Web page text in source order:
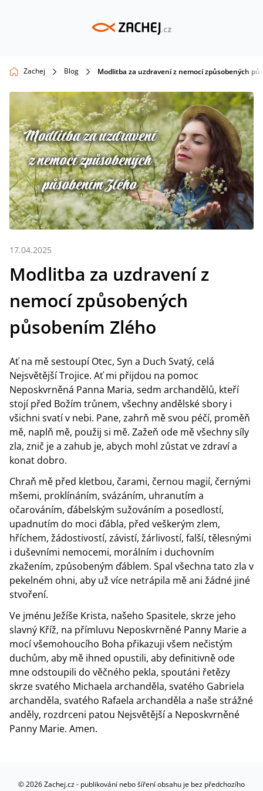
Zachej Blog Modlitba za uzdravení z nemocí způsobených
17.04.2025
Modlitba za uzdravení z
nemocí způsobených
působením Zlého
Ať na mě sestoupí Otec, Syn a Duch Svatý, celá
Nejsvětější Trojice. Ať mi přijdou na pomoc
Neposkvrněná Panna Maria, sedm archandělů, kteří
stojí před Božím trůnem, všechny andělské sbory i
všichni svatí v nebi. Pane, zahrň mě svou péčí, proměň
mě, naplň mě, použij si mě. Zažeň ode mě všechny síly
zla, znič je a zahub je, abych mohl zůstat ve zdraví a
konat dobro.
Chraň mě před kletbou, čarami, černou magií, černými
mšemi, proklínáním, svázáním, uhranutím a
očarováním, ďábelským sužováním a posedlostí,
upadnutím do moci ďábla, před veškerým zlem,
hříchem, žádostivostí, závistí, žárlivostí, falší, tělesnými
i duševními nemocemi, morálním i duchovním
zkažením, způsobeným ďáblem. Spal všechna tato zla v
pekelném ohni, aby už více netrápila mě ani žádné jiné
stvoření.
Ve jménu Ježíše Krista, našeho Spasitele, skrze jeho
slavný Kříž, na přímluvu Neposkvrněné Panny Marie a
mocí všemohoucího Boha přikazuji všem nečistým
duchům, aby mě ihned opustili, aby definitivně ode
mne odstoupili do věčného pekla, spoutáni řetězy
skrze svatého Michaela archanděla, svatého Gabriela
archanděla, svatého Rafaela archanděla a naše strážné
anděly, rozdrceni patou Nejsvětější a Neposkvrněné
Panny Marie. Amen.
©2026Zachej.cz - publikování nebo šíření obsahu je bez předchozího